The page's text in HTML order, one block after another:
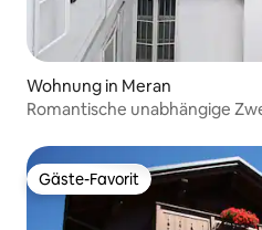
Wohnung in Meran
Romantische unabhängige
Gäste-Favorit
Gäste-Favorit